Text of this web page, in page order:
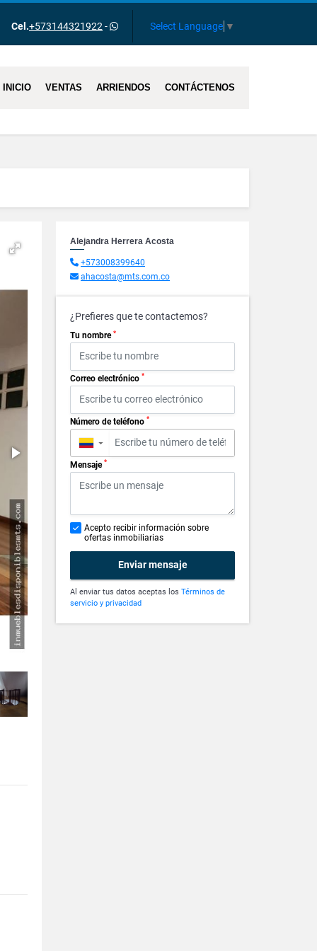
Cel.+573144321922 - Select Language ▼
INICIO VENTAS ARRIENDOS CONTÁCTENOS
Alejandra Herrera Acosta
+573008399640
ahacosta@mts.com.co
¿Prefieres que te contactemos?
Tu nombre *
Correo electrónico *
Número de teléfono *
▼
Mensaje *
Acepto recibir información sobre
ofertas inmobiliarias
Enviar mensaje
Al enviar tus datos aceptas los Términos de
servicio y privacidad